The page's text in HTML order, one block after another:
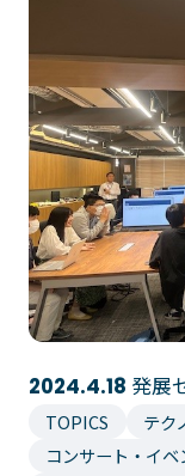
外国人留学生入
プライバシーポリシー
Copyright ©
2024.4.18 発展
TOPICS
テク
コンサート・イベ